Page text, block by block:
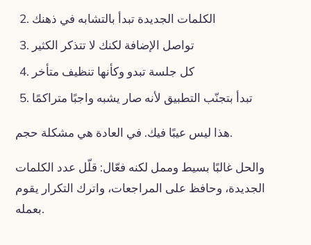
الكلمات الجديدة تبدأ بالتشابه في ذهنك
تواصل الإضافة لكنك لا تتذكر الكثير
كل جلسة تبدو وكأنها تنظيف متأخر
تبدأ بتجنّب التطبيق لأنه صار يشبه واجبًا متراكمًا
هذا ليس عيبًا فيك. في العادة هي مشكلة حجم.
والحل غالبًا بسيط وممل لكنه فعّال: قلّل عدد الكلمات
الجديدة، وحافظ على المراجعات، واترك التكرار يقوم
بعمله.